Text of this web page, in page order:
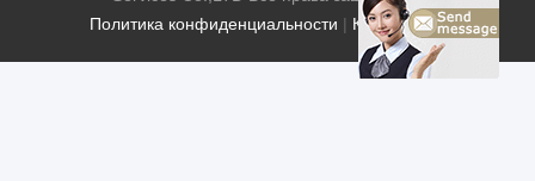
Политика конфиденциальности | Карта сайта